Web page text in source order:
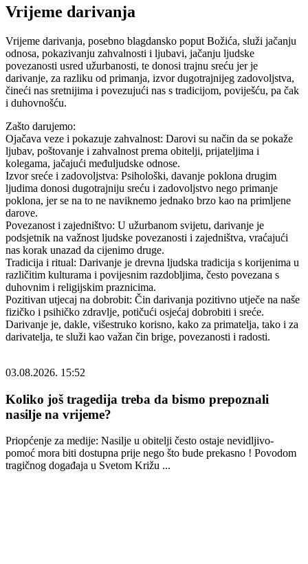
Vrijeme darivanja
Vrijeme darivanja, posebno blagdansko poput Božića, služi jačanju
odnosa, pokazivanju zahvalnosti i ljubavi, jačanju ljudske
povezanosti usred užurbanosti, te donosi trajnu sreću jer je
darivanje, za razliku od primanja, izvor dugotrajnijeg zadovoljstva,
čineći nas sretnijima i povezujući nas s tradicijom, poviješću, pa čak
i duhovnošću.
Zašto darujemo:
Ojačava veze i pokazuje zahvalnost: Darovi su način da se pokaže
ljubav, poštovanje i zahvalnost prema obitelji, prijateljima i
kolegama, jačajući međuljudske odnose.
Izvor sreće i zadovoljstva: Psihološki, davanje poklona drugim
ljudima donosi dugotrajniju sreću i zadovoljstvo nego primanje
poklona, jer se na to ne naviknemo jednako brzo kao na primljene
darove.
Povezanost i zajedništvo: U užurbanom svijetu, darivanje je
podsjetnik na važnost ljudske povezanosti i zajedništva, vraćajući
nas korak unazad da cijenimo druge.
Tradicija i ritual: Darivanje je drevna ljudska tradicija s korijenima u
različitim kulturama i povijesnim razdobljima, često povezana s
duhovnim i religijskim praznicima.
Pozitivan utjecaj na dobrobit: Čin darivanja pozitivno utječe na naše
fizičko i psihičko zdravlje, potičući osjećaj dobrobiti i sreće.
Darivanje je, dakle, višestruko korisno, kako za primatelja, tako i za
darivatelja, te služi kao važan čin brige, povezanosti i radosti.
03.08.2026. 15:52
Koliko još tragedija treba da bismo prepoznali
nasilje na vrijeme?
Priopćenje za medije: Nasilje u obitelji često ostaje nevidljivo-
pomoć mora biti dostupna prije nego što bude prekasno ! Povodom
tragičnog događaja u Svetom Križu ...